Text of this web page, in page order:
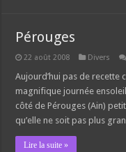
Pérouges
22 août 2008 Divers
Aujourd’hui pas de
magnifique journée
côté de Pérouges (Ain)
qu’elle ne soit pas plus
Lire la suite »